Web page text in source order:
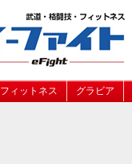
フィットネス グラビア